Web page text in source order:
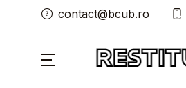
contact@bcub.ro